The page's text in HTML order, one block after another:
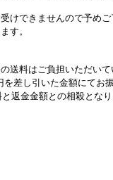
んので予めご了承
。
送料はご負担いただいて
金額にてお振込
相殺となり、ご